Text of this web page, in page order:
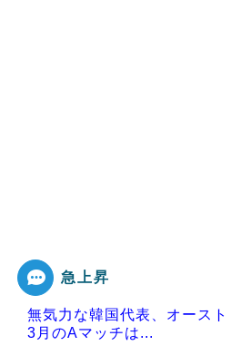
急上昇
無気力な韓国代表、オース
3月のAマッチは...